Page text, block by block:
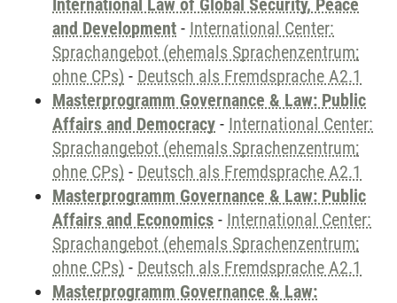
International Law of Global Security, Peace
and Development - International Center:
Sprachangebot (ehemals Sprachenzentrum;
ohne CPs) - Deutsch als Fremdsprache A2.1
Masterprogramm Governance & Law: Public
Affairs and Democracy - International Center:
Sprachangebot (ehemals Sprachenzentrum;
ohne CPs) - Deutsch als Fremdsprache A2.1
Masterprogramm Governance & Law: Public
Affairs and Economics - International Center:
Sprachangebot (ehemals Sprachenzentrum;
ohne CPs) - Deutsch als Fremdsprache A2.1
Masterprogramm Governance & Law: